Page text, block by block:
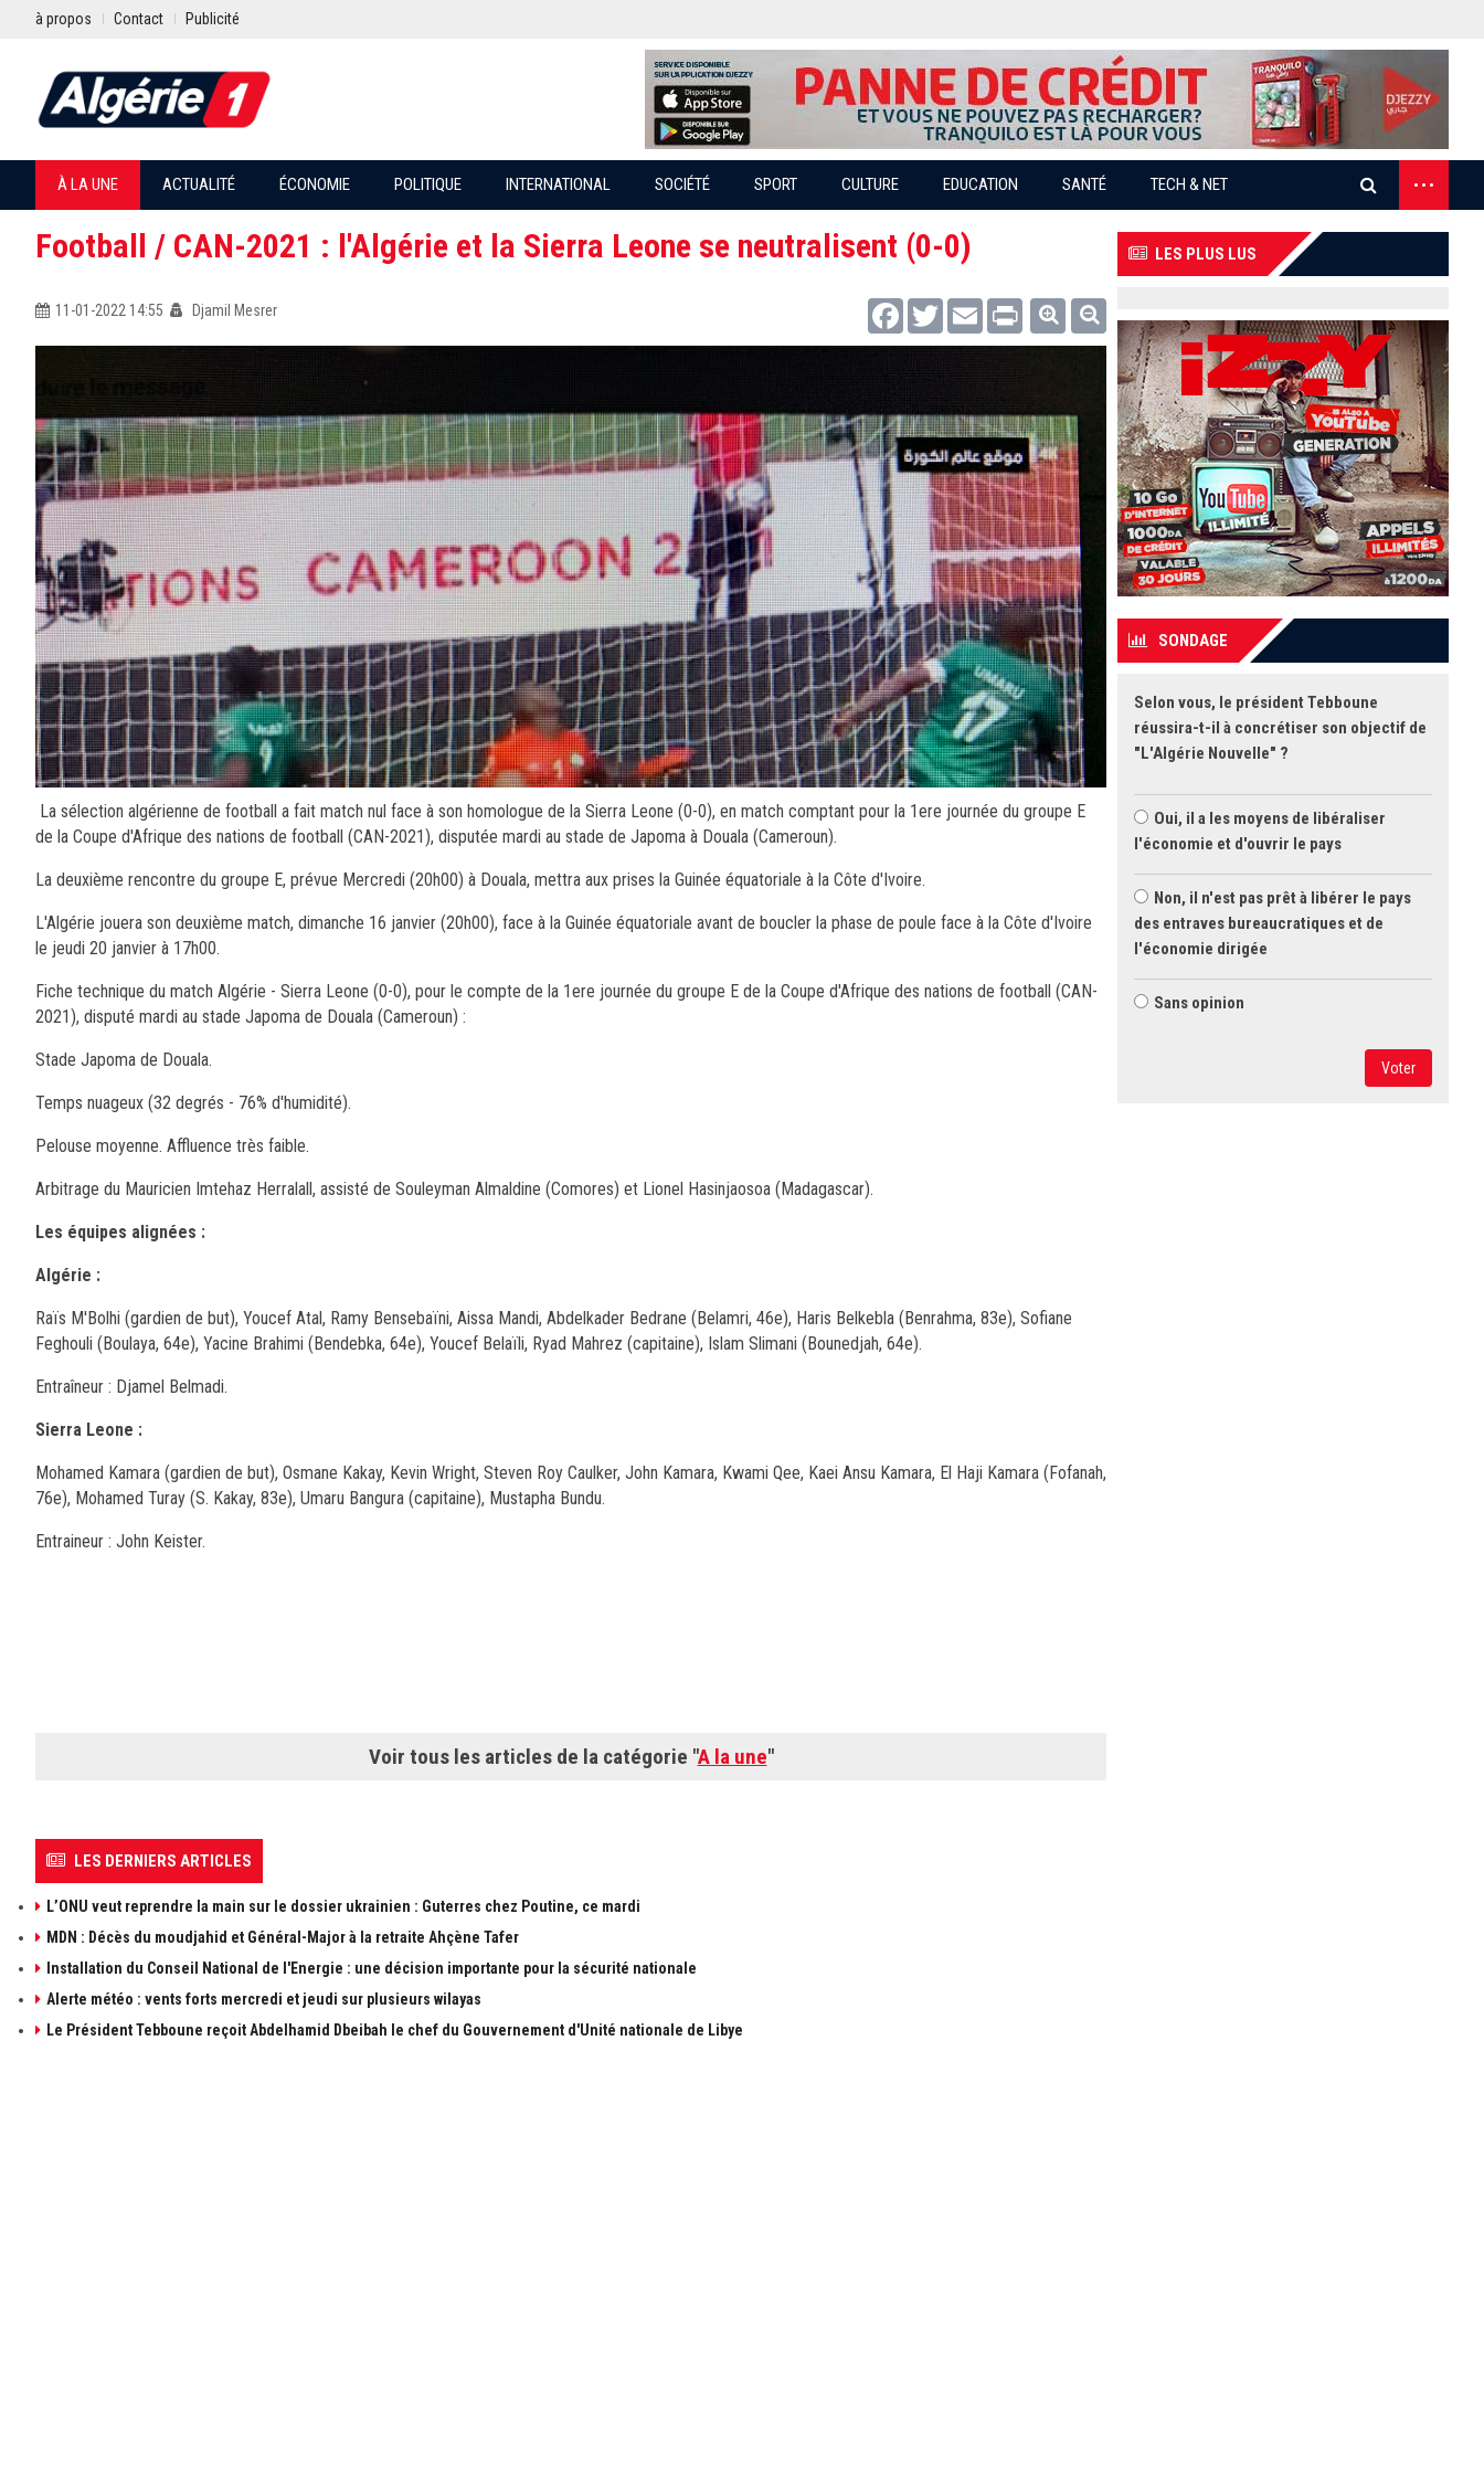
à propos Contact Publicité
À LA UNE ACTUALITÉ ÉCONOMIE POLITIQUE INTERNATIONAL SOCIÉTÉ SPORT CULTURE EDUCATION SANTÉ TECH & NET
...
Football / CAN-2021 : l'Algérie et la Sierra Leone se neutralisent (0-0)
11-01-2022 14:55 Djamil Mesrer FacebookTwitter Email Print
La sélection algérienne de football a fait match nul face à son homologue de la Sierra Leone (0-0), en match comptant pour la 1ere journée du groupe E
de la Coupe d'Afrique des nations de football (CAN-2021), disputée mardi au stade de Japoma à Douala (Cameroun).
La deuxième rencontre du groupe E, prévue Mercredi (20h00) à Douala, mettra aux prises la Guinée équatoriale à la Côte d'Ivoire.
L'Algérie jouera son deuxième match, dimanche 16 janvier (20h00), face à la Guinée équatoriale avant de boucler la phase de poule face à la Côte d'Ivoire
le jeudi 20 janvier à 17h00.
Fiche technique du match Algérie - Sierra Leone (0-0), pour le compte de la 1ere journée du groupe E de la Coupe d'Afrique des nations de football (CAN-
2021), disputé mardi au stade Japoma de Douala (Cameroun) :
Stade Japoma de Douala.
Temps nuageux (32 degrés - 76% d'humidité).
Pelouse moyenne. Affluence très faible.
Arbitrage du Mauricien Imtehaz Herralall, assisté de Souleyman Almaldine (Comores) et Lionel Hasinjaosoa (Madagascar).
Les équipes alignées :
Algérie :
Raïs M'Bolhi (gardien de but), Youcef Atal, Ramy Bensebaïni, Aissa Mandi, Abdelkader Bedrane (Belamri, 46e), Haris Belkebla (Benrahma, 83e), Sofiane
Feghouli (Boulaya, 64e), Yacine Brahimi (Bendebka, 64e), Youcef Belaïli, Ryad Mahrez (capitaine), Islam Slimani (Bounedjah, 64e).
Entraîneur : Djamel Belmadi.
Sierra Leone :
Mohamed Kamara (gardien de but), Osmane Kakay, Kevin Wright, Steven Roy Caulker, John Kamara, Kwami Qee, Kaei Ansu Kamara, El Haji Kamara (Fofanah,
76e), Mohamed Turay (S. Kakay, 83e), Umaru Bangura (capitaine), Mustapha Bundu.
Entraineur : John Keister.
Voir tous les articles de la catégorie "A la une"
LES DERNIERS ARTICLES
L’ONU veut reprendre la main sur le dossier ukrainien : Guterres chez Poutine, ce mardi
MDN : Décès du moudjahid et Général-Major à la retraite Ahçène Tafer
Installation du Conseil National de l'Energie : une décision importante pour la sécurité nationale
Alerte météo : vents forts mercredi et jeudi sur plusieurs wilayas
Le Président Tebboune reçoit Abdelhamid Dbeibah le chef du Gouvernement d'Unité nationale de Libye
LES PLUS LUS
SONDAGE
Selon vous, le président Tebboune
réussira-t-il à concrétiser son objectif de
"L'Algérie Nouvelle" ?
Oui, il a les moyens de libéraliser
l'économie et d'ouvrir le pays
Non, il n'est pas prêt à libérer le pays
des entraves bureaucratiques et de
l'économie dirigée
Sans opinion
Voter